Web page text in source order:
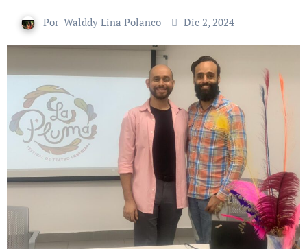
Por Walddy Lina Polanco Dic 2, 2024